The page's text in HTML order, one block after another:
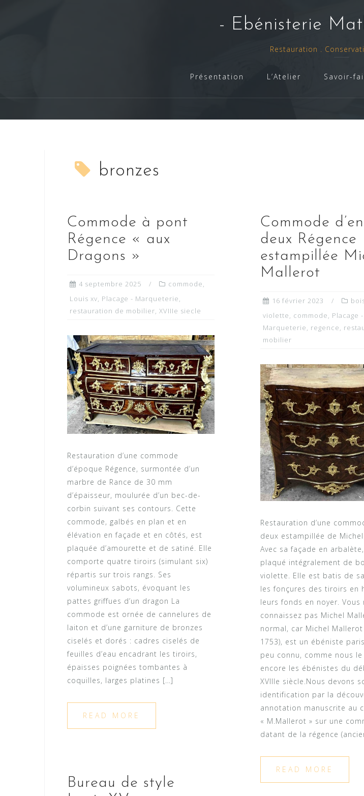
- Ebénisterie
Restauration .
Présentation L’Atelier Savoir-
bronzes
Commode à pont
Régence « aux
Dragons »
4 septembre 2025 commode,
Louis xv, Placage - Marqueterie,
restauration de mobilier, XVIIIe siecle
Restauration d’une commode
d’époque Régence, surmontée d’un
marbre de Rance de 30 mm
d’épaisseur, moulurée d’un bec-de-
corbin suivant ses contours. Cette
commode, galbés en plan et en
élévation en façade et en côtés, est
plaquée d’amourette et de satiné. Elle
comporte quatre tiroirs (simulant six)
répartis sur trois rangs. Ses
volumineux sabots, évoquant les
pattes griffues d’un dragon La
commode est ornée de cannelures de
laiton et d’une garniture de bronzes
ciselés et dorés : cadres ciselés de
feuilles d’eau encadrant les tiroirs,
épaisses poignées tombantes à
coquilles, larges platines […]
READ MORE
Commode
deux Régence
estampillée
Mallerot
16 février 2023
violette, commode, Placage -
Marqueterie, regence,
mobilier
Restauration d’une
deux estampillée de
Avec sa façade en
plaqué intégralement de
violette. Elle est batis de
les fonçures des tiroirs en
leurs fonds en noyer. Vous
connaissez pas Michel
normal, car Michel Mallerot
1753), est un ébéniste
peu connu, comme nous
encore les ébénistes du
XVIIIe siècle.Nous devons
identification par la
annotation manuscrite au
« M.Mallerot » sur une
datant de la régence
READ MORE
Bureau de style